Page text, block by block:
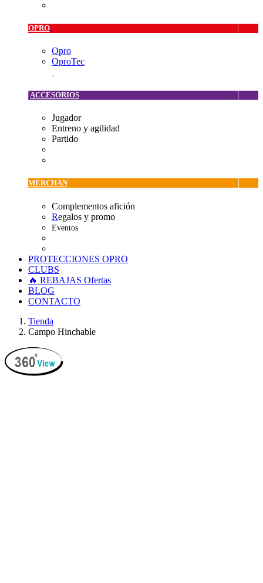
OPRO
Opro
OproTec
ACCESORIOS
Jugador
Entreno y agilidad
Partido
MERCHAN
Complementos afición
Regalos y promo
Eventos
PROTECCIONES OPRO
CLUBS
🔥 REBAJAS Ofertas
BLOG
CONTACTO
Tienda
Campo Hinchable